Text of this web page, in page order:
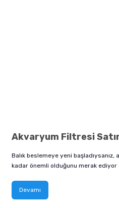
Akvaryum Filtresi
Balık beslemeye yeni
kadar önemli olduğunu merak ediyor
Devamı